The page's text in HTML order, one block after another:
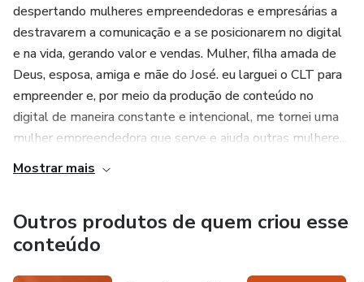
despertando mulheres empreendedoras e empresárias a
destravarem a comunicação e a se posicionarem no digital
e na vida, gerando valor e vendas. Mulher, filha amada de
Deus, esposa, amiga e mãe do José. eu larguei o CLT para
empreender e, por meio da produção de conteúdo no
digital de maneira constante e intencional, me tornei uma
mulher empreendedora que serve e ajuda outras mulhere...
Mostrar mais
Outros produtos de quem criou esse
conteúdo